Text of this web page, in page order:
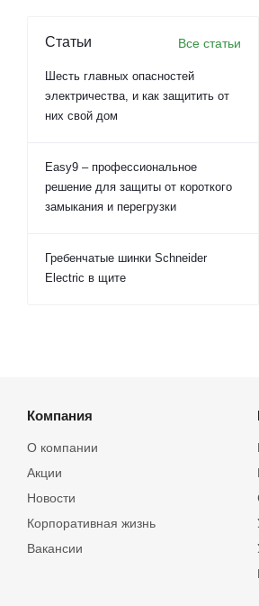
Статьи Все статьи
Шесть главных опасностей
электричества, и как защитить от
них свой дом
Easy9 – профессиональное
решение для защиты от короткого
замыкания и перегрузки
Гребенчатые шинки Schneider
Electric в щите
Компания
О компании
Акции
Новости
Корпоративная жизнь
Вакансии